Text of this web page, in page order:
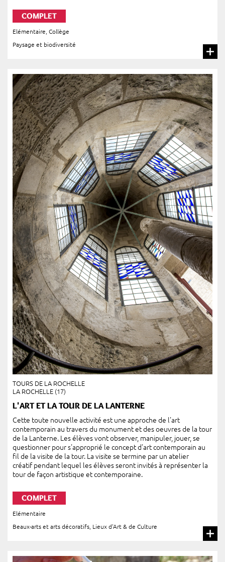
COMPLET
Elémentaire Collège
Paysage et biodiversité
TOURS DE LA ROCHELLE
LA ROCHELLE (17)
L'ART ET LA TOUR DE LA LANTERNE
Cette toute nouvelle activité est une approche de l'art
contemporain au travers du monument et des oeuvres de la tour
de la Lanterne. Les élèves vont observer, manipuler, jouer, se
questionner pour s'approprié le concept d'art contemporain au
fil de la visite de la tour. La visite se termine par un atelier
créatif pendant lequel les élèves seront invités à représenter la
tour de façon artistique et contemporaine.
COMPLET
Elémentaire
Beaux-arts et arts décoratifs Lieux d'Art & de Culture